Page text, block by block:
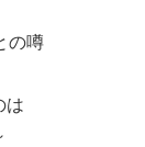
の噂
は